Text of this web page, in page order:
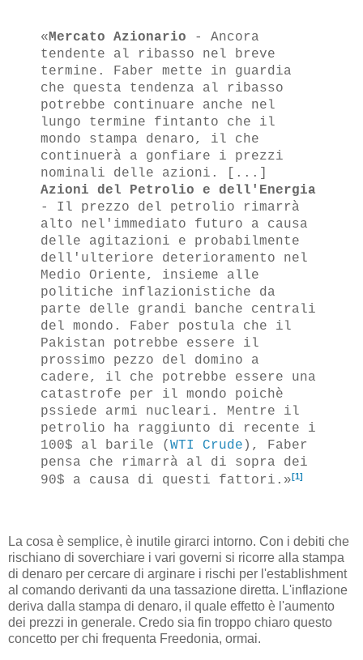
«Mercato Azionario - Ancora
tendente al ribasso nel breve
termine. Faber mette in guardia
che questa tendenza al ribasso
potrebbe continuare anche nel
lungo termine fintanto che il
mondo stampa denaro, il che
continuerà a gonfiare i prezzi
nominali delle azioni. [...]
Azioni del Petrolio e dell'Energia
- Il prezzo del petrolio rimarrà
alto nel'immediato futuro a causa
delle agitazioni e probabilmente
dell'ulteriore deterioramento nel
Medio Oriente, insieme alle
politiche inflazionistiche da
parte delle grandi banche centrali
del mondo. Faber postula che il
Pakistan potrebbe essere il
prossimo pezzo del domino a
cadere, il che potrebbe essere una
catastrofe per il mondo poichè
pssiede armi nucleari. Mentre il
petrolio ha raggiunto di recente i
100$ al barile ( WTI Crude ), Faber
pensa che rimarrà al di sopra dei
90$ a causa di questi fattori.»[1]
La cosa è semplice, è inutile girarci intorno. Con i debiti che
rischiano di soverchiare i vari governi si ricorre alla stampa
di denaro per cercare di arginare i rischi per l'establishment
al comando derivanti da una tassazione diretta. L'inflazione
deriva dalla stampa di denaro, il quale effetto è l'aumento
dei prezzi in generale. Credo sia fin troppo chiaro questo
concetto per chi frequenta Freedonia, ormai.